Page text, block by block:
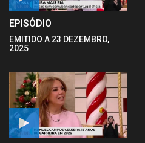
EPISÓDIO
EMITIDO A 23 DEZEMBRO,
2025